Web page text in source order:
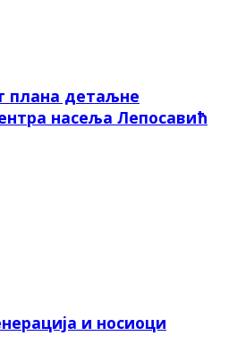
плана детаљне
насеља Лепосавић
и носиоци